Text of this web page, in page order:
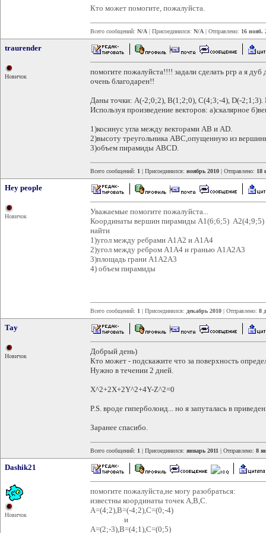
Кто может помогите, пожалуйста.
Всего сообщений: N/A | Присоединился: N/A | Отправлено: 16 нояб.
traurender
Новичок
помогите пожалуйста!!!! задали сделать ргр а я
очень благодарен!!
Даны точки: А(-2;0;2), В(1;2;0), С(4;3;-4), D(-2;1;3).
Используя произведение векторов: а)скалярное
1)косинус угла между векторами AB и AD.
2)высоту треугольника ABC,опущенную из
3)объем пирамиды АВСD.
Всего сообщений: 1 | Присоединился: ноябрь 2010 | Отправлено: 18
Hey people
Новичок
Уважаемые помогите пожалуйста...
Координаты вершин пирамиды А1(6;6;5)
найти
1)угол между ребрами А1А2 и А1А4
2)угол между ребром А1А4 и гранью А1А2А3
3)площадь грани А1А2А3
4) объем пирамиды
Всего сообщений: 1 | Присоединился: декабрь 2010 | Отправлено: 8
Tay
Новичок
Добрый день)
Кто может - подскажите что за поверхность
Нужно в течении 2 дней.
X^2+2X+2Y^2+4Y-Z^2=0
P.S. вроде гиперболоид... но я запуталась в
Заранее спасибо.
Всего сообщений: 1 | Присоединился: январь 2011 | Отправлено: 8
Dashik21
Новичок
помогите пожалуйста,не могу разобраться:
известны координаты точек А,В,С.
А=(4;2),В=(-4;2),С=(0;-4)
и
А=(2;-3),В=(4;1),С=(0;5)